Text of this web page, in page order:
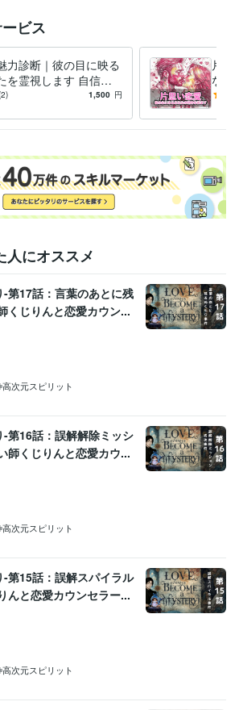
ペシャリスト
グ 愚痴聞き・メンタルが落ちる・副業相談
ビス
力診断｜彼の目に映る
を霊視します 自信が
彼の目に映るあなたを
1,500 円
片思
なた
持ち
す
人にオススメ
第17話：言葉のあとに残
くじりんと恋愛カウン...
次元スピリット
第16話：誤解解除ミッシ
師くじりんと恋愛カウ...
次元スピリット
第15話：誤解スパイラル
んと恋愛カウンセラー...
次元スピリット